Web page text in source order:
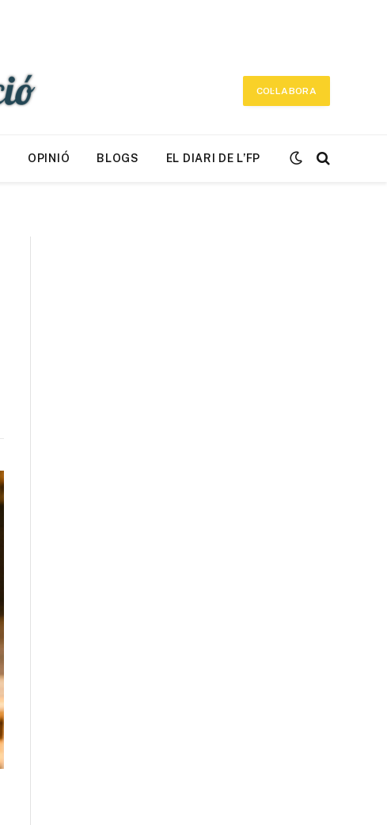
COL·LABORA
OPINIÓ BLOGS EL DIARI DE L’FP